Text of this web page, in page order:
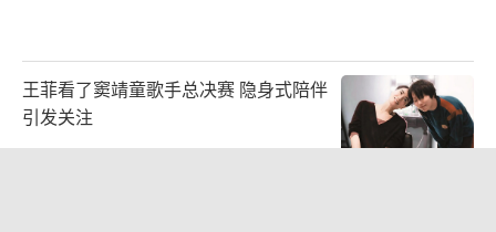
王菲看了窦靖童歌手总决赛 隐身式陪伴
引发关注
2026-08-08 19:29:45